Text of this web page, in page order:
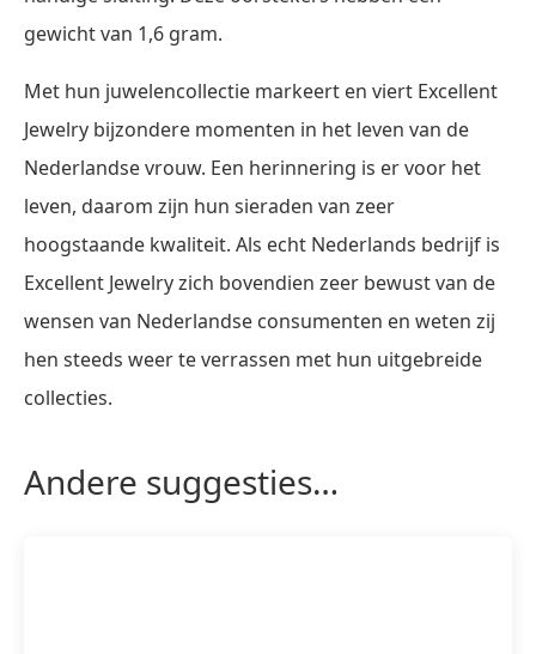
gewicht van 1,6 gram.
Met hun juwelencollectie markeert en viert Excellent
Jewelry bijzondere momenten in het leven van de
Nederlandse vrouw. Een herinnering is er voor het
leven, daarom zijn hun sieraden van zeer
hoogstaande kwaliteit. Als echt Nederlands bedrijf is
Excellent Jewelry zich bovendien zeer bewust van de
wensen van Nederlandse consumenten en weten zij
hen steeds weer te verrassen met hun uitgebreide
collecties.
Andere suggesties…